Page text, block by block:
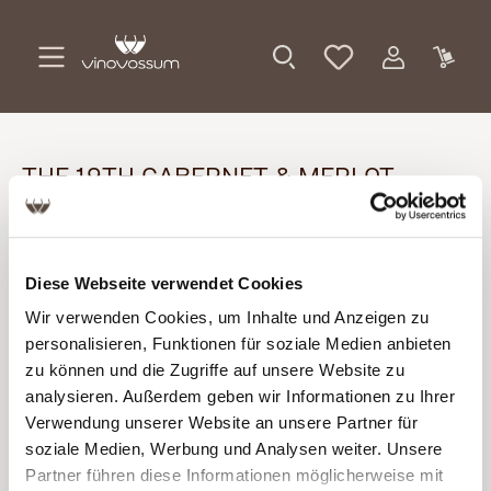
Diese Webseite verwendet Cookies
Wir verwenden Cookies, um Inhalte und Anzeigen zu
personalisieren, Funktionen für soziale Medien anbieten
zu können und die Zugriffe auf unsere Website zu
analysieren. Außerdem geben wir Informationen zu Ihrer
Verwendung unserer Website an unsere Partner für
soziale Medien, Werbung und Analysen weiter. Unsere
Partner führen diese Informationen möglicherweise mit
THE 19TH CABERNET & MERLOT
NÄHRWERTDEKLARATION UND
ZUTATENVERZEICHNIS
100 ml enthalten durchschnittlich
324 kJ (77 kcal)
Kohlenhydrate 1,6 g
davon Zucker 0,5 g